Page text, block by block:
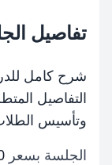
تفاصيل
شرح كامل
التفاصيل
وتأسيس
الجلسة بسعر